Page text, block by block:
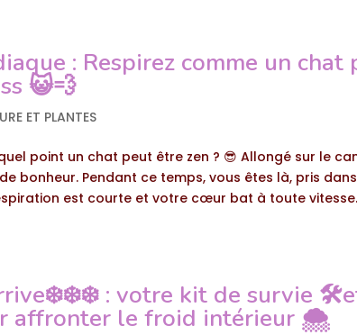
: Respirez comme un chat
😺💨
ET PLANTES
point un chat peut être zen ? 😎 Allongé sur le
bonheur. Pendant ce temps, vous êtes là, pris
est courte et votre cœur bat à toute vitesse.
: votre kit de survie
affronter le froid intérieur 🌨️